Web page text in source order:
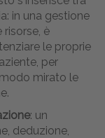
in una gestione
è
le proprie
per
mirato le
: un
deduzione,